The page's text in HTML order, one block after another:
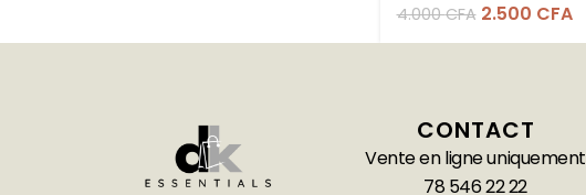
4.000CFA 2.500 CFA
CONTACT
Vente en ligne uniquement
78 546 22 22